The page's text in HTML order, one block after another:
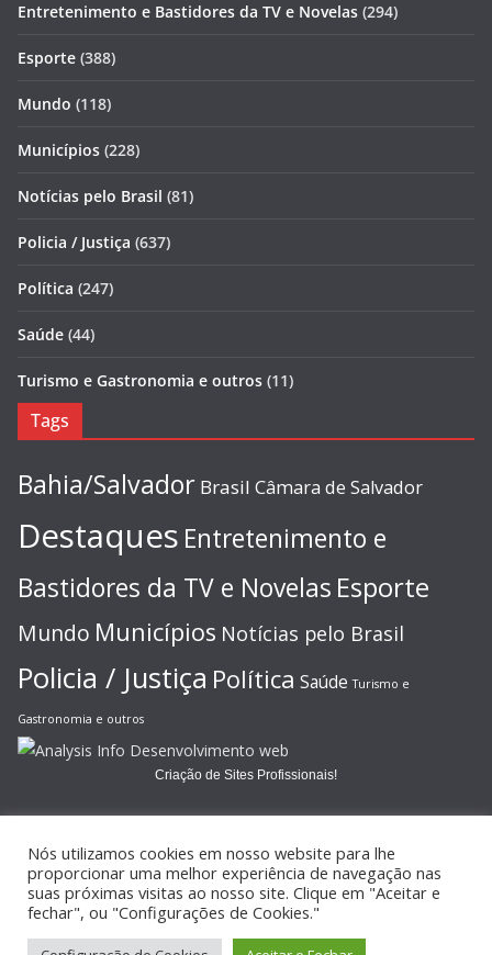
Entretenimento e Bastidores da TV e Novelas (294)
Esporte (388)
Mundo (118)
Municípios (228)
Notícias pelo Brasil (81)
Policia / Justiça (637)
Política (247)
Saúde (44)
Turismo e Gastronomia e outros (11)
Tags
Bahia/Salvador Brasil Câmara de Salvador
Destaques Entretenimento e
Bastidores da TV e Novelas Esporte
Mundo Municípios Notícias pelo Brasil
Policia / Justiça Política Saúde Turismo e
Gastronomia e outros
Criação de Sites Profissionais!
Copyright © 2026JORNAL GAZETA ONLINE
reservados.
Nós utilizamos cookies em nosso website para lhe
proporcionar uma melhor experiência de navegação nas
suas próximas visitas ao nosso site. Clique em "Aceitar e
fechar", ou "Configurações de Cookies."